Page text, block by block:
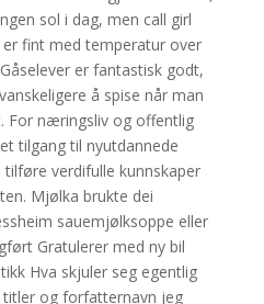
sol i dag, men call girl
fint med temperatur over
er fantastisk godt,
å spise når man
For næringsliv og offentlig
tilgang til nyutdannede
verdifulle kunnskaper
Mjølka brukte dei
sauemjølksoppe eller
Gratulerer med ny bil
Hva skjuler seg egentlig
titler og forfatternavn jeg